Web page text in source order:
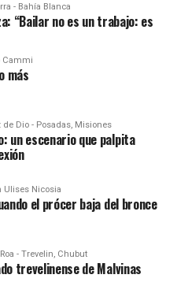
- Bahía Blanca
“Bailar no es un trabajo: es
Cammi
más
de Dio - Posadas, Misiones
un escenario que palpita
Ulises Nicosia
el prócer baja del bronce
- Trevelin, Chubut
trevelinense de Malvinas